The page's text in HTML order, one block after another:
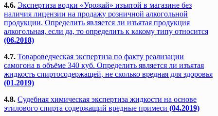
4.6. Экспертиза водки «Урожай» изъятой в магазине без
наличия лицензии на продажу розничной алкогольной
продукции. Определить является ли изъятая продукция
алкогольная, если да, то определить к какому типу относится
(06.2018)
4.7. Товароведческая экспертиза по факту реализации
самогона в объёме 340 куб. Определить является ли изъятая
жидкость спиртосодержащей, не сколько вредная для здоровья
(01.2019)
4.8. Судебная химическая экспертиза жидкости на основе
этилового спирта содержащий вредные примеси (04.2019)